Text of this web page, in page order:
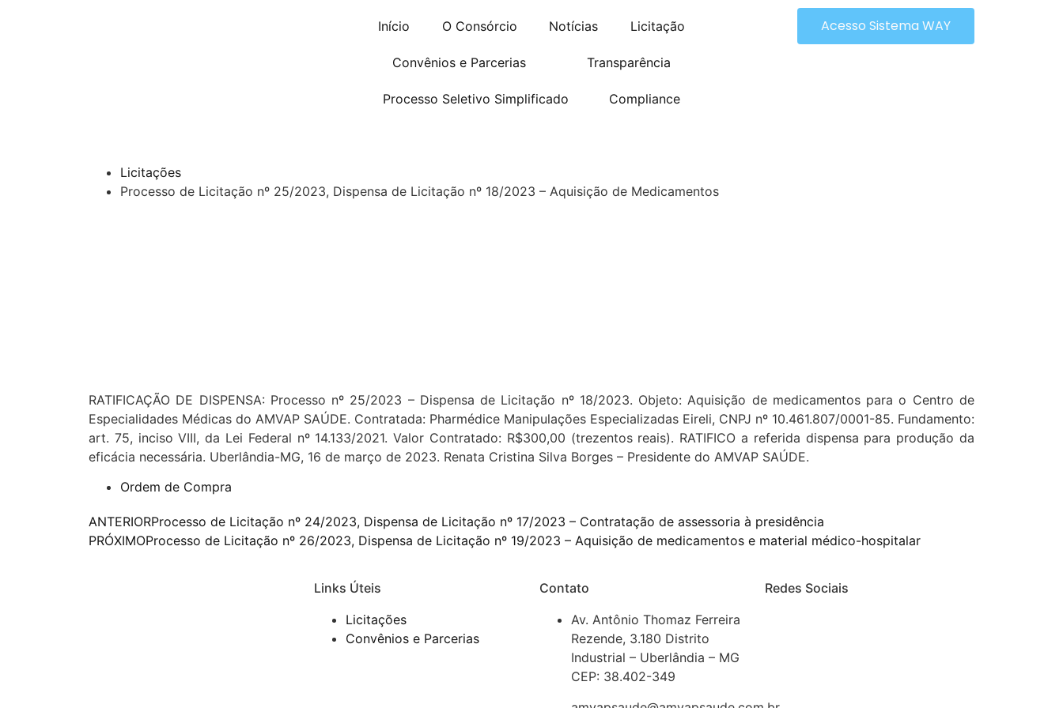
Início O Consórcio Notícias Licitação
Convênios e Parcerias Transparência
Processo Seletivo Simplificado Compliance
Acesso Sistema WAY
Licitações
Processo de Licitação nº 25/2023, Dispensa de Licitação nº 18/2023 – Aquisição de Medicamentos
RATIFICAÇÃO DE DISPENSA: Processo nº 25/2023 – Dispensa de Licitação nº 18/2023. Objeto: Aquisição de medicamentos para o Centro de
Especialidades Médicas do AMVAP SAÚDE. Contratada: Pharmédice Manipulações Especializadas Eireli, CNPJ nº 10.461.807/0001-85. Fundamento:
art. 75, inciso VIII, da Lei Federal nº 14.133/2021. Valor Contratado: R$300,00 (trezentos reais). RATIFICO a referida dispensa para produção da
eficácia necessária. Uberlândia-MG, 16 de março de 2023. Renata Cristina Silva Borges – Presidente do AMVAP SAÚDE.
Ordem de Compra
ANTERIORProcesso de Licitação nº 24/2023, Dispensa de Licitação nº 17/2023 – Contratação de assessoria à presidência
PRÓXIMOProcesso de Licitação nº 26/2023, Dispensa de Licitação nº 19/2023 – Aquisição de medicamentos e material médico-hospitalar
Links Úteis
Licitações
Convênios e Parcerias
Contato
Av. Antônio Thomaz Ferreira
Rezende, 3.180 Distrito
Industrial – Uberlândia – MG
CEP: 38.402-349
Redes Sociais